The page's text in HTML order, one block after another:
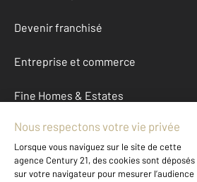
Devenir franchisé
Entreprise et commerce
Fine Homes & Estates
À propos
International